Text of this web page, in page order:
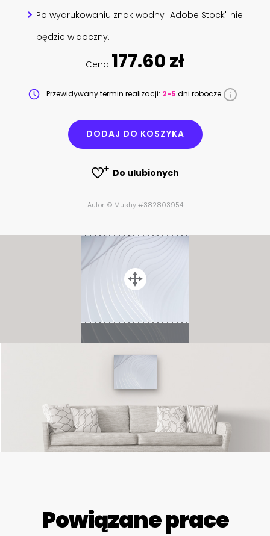
Po wydrukowaniu znak wodny "Adobe Stock" nie
będzie widoczny.
Cena 177.60 zł
Przewidywany termin realizacji: 2-5 dni robocze
DODAJ DO KOSZYKA
Do ulubionych
Autor: © Mushy #382803954
Powiązane prace